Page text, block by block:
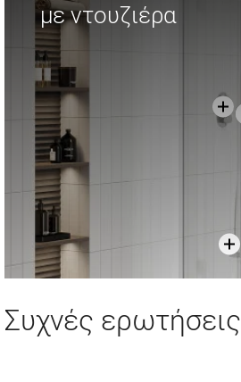
με ντουζιέρα
Συχνές ερωτήσεις